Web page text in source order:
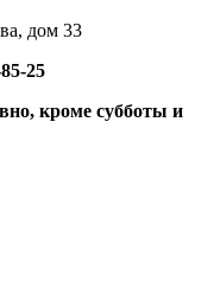
дом 33
25
кроме субботы и